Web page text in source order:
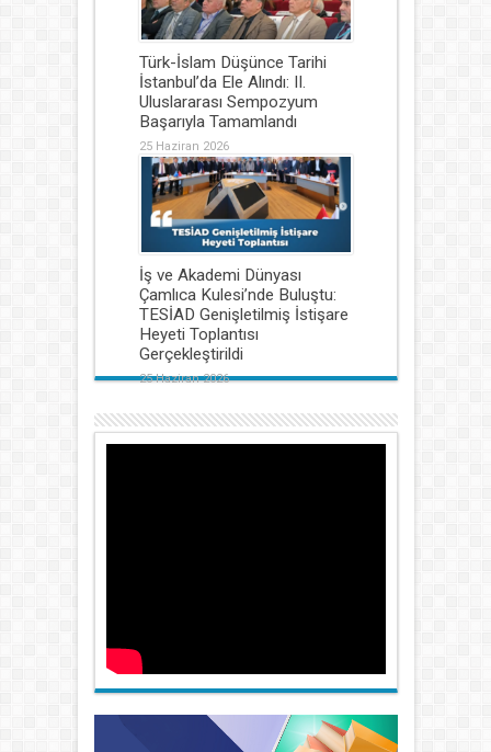
Türk-İslam Düşünce Tarihi
İstanbul’da Ele Alındı: II.
Uluslararası Sempozyum
Başarıyla Tamamlandı
25 Haziran 2026
İş ve Akademi Dünyası
Çamlıca Kulesi’nde Buluştu:
TESİAD Genişletilmiş İstişare
Heyeti Toplantısı
Gerçekleştirildi
25 Haziran 2026